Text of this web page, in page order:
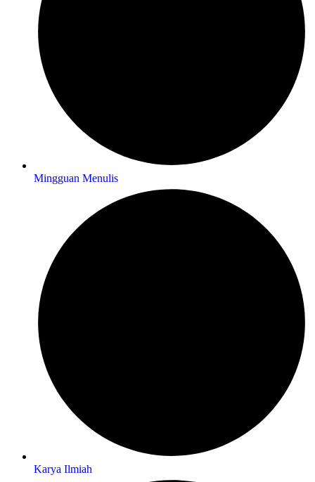
Mingguan Menulis
Karya Ilmiah